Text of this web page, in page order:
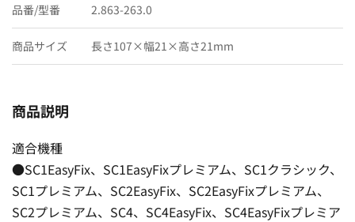
品番/型番 2.863-263.0
商品サイズ 長さ107×幅21×高さ21mm
商品説明
適合機種
●SC1EasyFix、SC1EasyFixプレミアム、SC1クラシック、
SC1プレミアム、SC2EasyFix、SC2EasyFixプレミアム、
SC2プレミアム、SC4、SC4EasyFix、SC4EasyFixプレミア